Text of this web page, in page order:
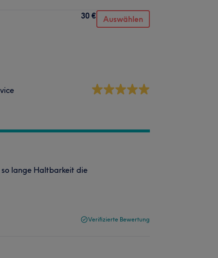
30 € Auswählen
lange Haltbarkeit die
Verifizierte Bewertung